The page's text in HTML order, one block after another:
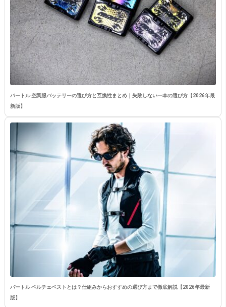
バートル 空調服バッテリーの選び方と互換性まとめ｜失敗しない一本の選び方【2026年最
新版】
バートル ペルチェベストとは？仕組みからおすすめの選び方まで徹底解説【2026年最新
版】